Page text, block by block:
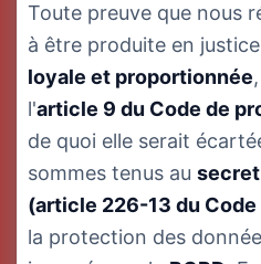
Toute preuve que nous
à être produite en
loyale et proportionnée
l'article 9 du Code de
de quoi elle serait
sommes tenus au
(article 226-13 du Code
la protection des